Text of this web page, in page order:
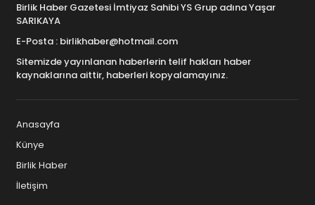
Birlik Haber Gazetesi İmtiyaz Sahibi YS Grup adına Yaşar
SARIKAYA
E-Posta : birlikhaber@hotmail.com
Sitemizde yayınlanan haberlerin telif hakları haber
kaynaklarına aittir, haberleri kopyalamayınız.
Anasayfa
Künye
Birlik Haber
İletişim